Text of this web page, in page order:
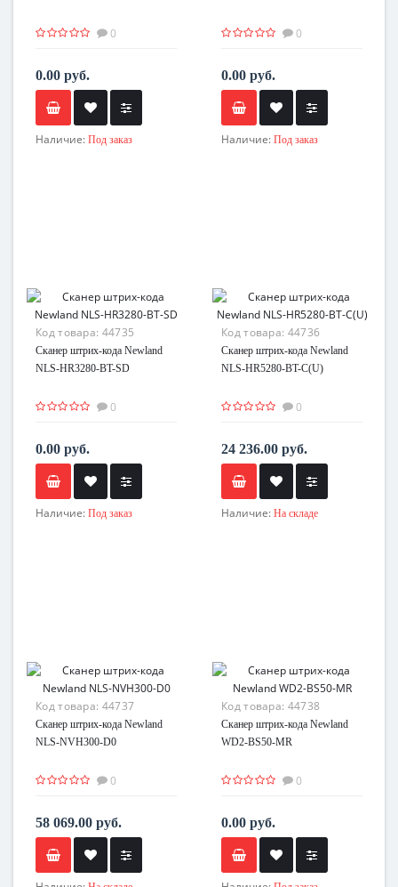
0
0.00 руб.
Наличие: Под заказ
0
0.00 руб.
Наличие: Под заказ
Код товара: 44735
Сканер штрих-кода Newland
NLS-HR3280-BT-SD
0
0.00 руб.
Наличие: Под заказ
Код товара: 44736
Сканер штрих-кода Newland
NLS-HR5280-BT-C(U)
0
24 236.00 руб.
Наличие: На складе
Код товара: 44737
Сканер штрих-кода Newland
NLS-NVH300-D0
0
58 069.00 руб.
Код товара: 44738
Сканер штрих-кода Newland
WD2-BS50-MR
0
0.00 руб.